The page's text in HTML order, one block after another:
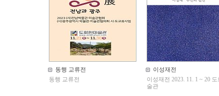
동행 교류전
동행 교류전
이성재전
이성재전 2023. 11. 1 ~ 20
술관